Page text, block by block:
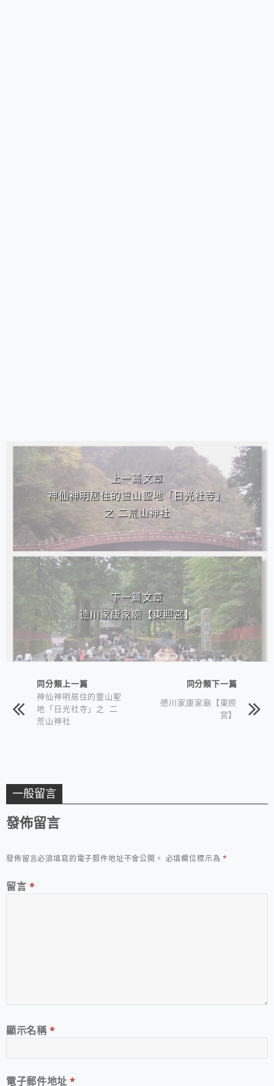
相連文章
上一篇文章
神仙神明居住的靈山聖地「日光社寺」
之 二荒山神社
下一篇文章
德川家康家廟【東照宮】
同分類上一篇
神仙神明居住的靈山聖
地「日光社寺」之 二
荒山神社
同分類下一篇
德川家康家廟【東照
宮】
一般留言
發佈留言
發佈留言必須填寫的電子郵件地址不會公開。 必填欄位標示為*
留言 *
顯示名稱*
電子郵件地址*